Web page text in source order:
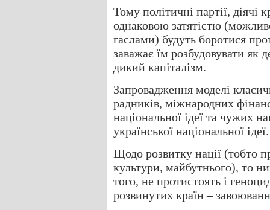
Тому політичні партії, діячі
однаковою затятістю
гаслами) будуть боротися
заважає їм розбудовувати як
дикий капіталізм.
Запровадження моделі
радників, міжнародних
національної ідеї та чужих
української національної ідеї.
Щодо розвитку нації (тобто
культури, майбутнього), то
того, не протистоять і
розвинутих країн –